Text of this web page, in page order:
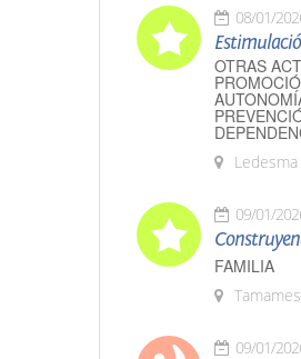
08/01/
OTRAS
Ledesma
09/01/
FAMILIA
Tamames
09/01/